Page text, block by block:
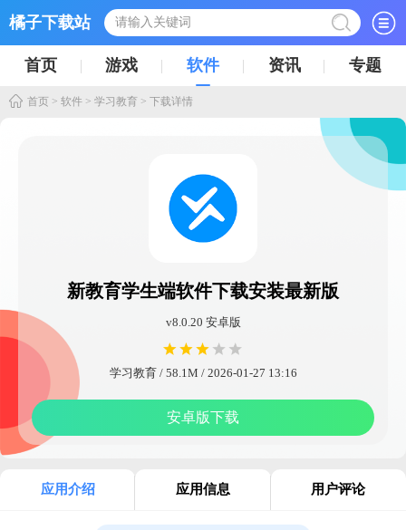
橘子下载站
首页 游戏 软件 资讯 专题
首页 > 软件 > 学习教育 > 下载详情
新教育学生端软件下载安装最新版
v8.0.20 安卓版
学习教育 / 58.1M / 2026-01-27 13:16
安卓版下载
应用介绍 应用信息 用户评论